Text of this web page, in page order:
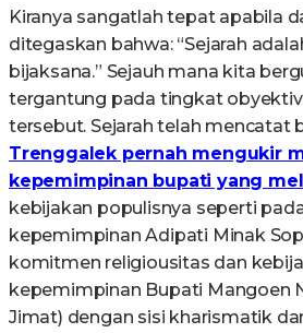
Kiranya sangatlah tepat apabila
ditegaskan bahwa: “Sejarah
bijaksana.” Sejauh mana kita
tergantung pada tingkat
tersebut. Sejarah telah mencatat
Trenggalek pernah mengukir
kepemimpinan bupati yang
kebijakan populisnya seperti
kepemimpinan Adipati Minak
komitmen religiousitas dan
kepemimpinan Bupati Mangoen
Jimat) dengan sisi kharismatik